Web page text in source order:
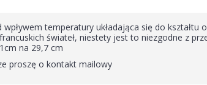
temperatury układająca się do kształtu
świateł, niestety jest to niezgodne z
na 29,7 cm
proszę o kontakt mailowy